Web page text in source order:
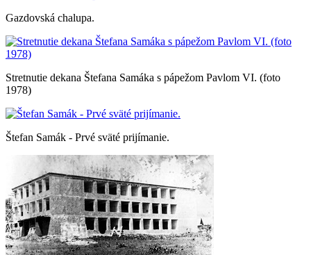
Gazdovská chalupa.
Stretnutie dekana Štefana Samáka s pápežom Pavlom VI. (foto
1978)
Štefan Samák - Prvé sväté prijímanie.